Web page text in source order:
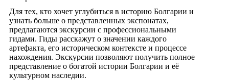
Для тех, кто хочет углубиться в историю Болгарии и
узнать больше о представленных экспонатах,
предлагаются экскурсии с профессиональными
гидами. Гиды расскажут о значении каждого
артефакта, его историческом контексте и процессе
нахождения. Экскурсии позволяют получить полное
представление о богатой истории Болгарии и её
культурном наследии.